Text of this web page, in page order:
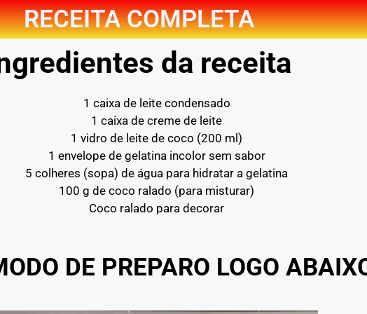
RECEITA COMPLETA
da receita
1 caixa de leite condensado
1 caixa de creme de leite
1 vidro de leite de coco (200 ml)
1 envelope de gelatina incolor sem sabor
5 colheres (sopa) de água para hidratar a gelatina
100 g de coco ralado (para misturar)
Coco ralado para decorar
DE PREPARO LOGO